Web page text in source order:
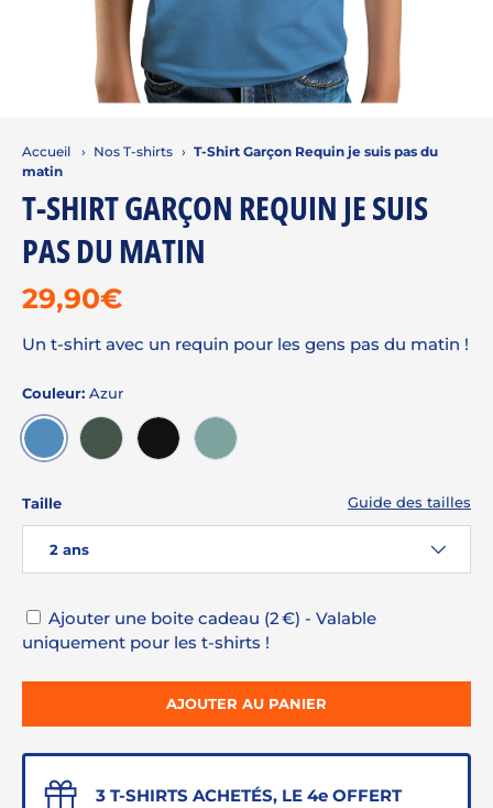
Accueil › Nos T-shirts › T-Shirt Garçon Requin je suis pas du
matin
T-SHIRT GARÇON REQUIN JE SUIS
PAS DU MATIN
29,90€
Un t-shirt avec un requin pour les gens pas du matin !
Couleur: Azur
AZUR EPICEA CHINÉ
NOIR VERT ADISE
Taille Guide des tailles
2 ans
Ajouter une boite cadeau (2 €) - Valable
uniquement pour les t-shirts !
AJOUTER AU PANIER
3 T-SHIRTS ACHETÉS, LE 4e OFFERT